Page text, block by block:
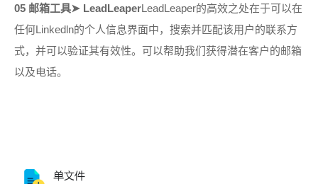
05 邮箱工具➤ LeadLeaperLeadLeaper的高效之处在于可以在
任何Linkedln的个人信息界面中，搜索并匹配该用户的联系方
式，并可以验证其有效性。 可以帮助我们获得潜在客户的邮箱
以及电话。